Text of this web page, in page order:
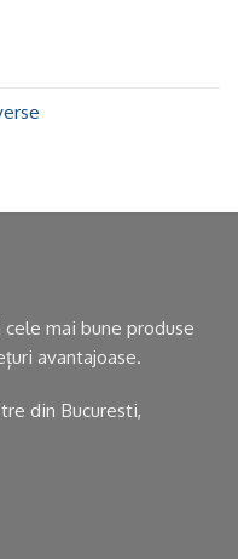
mai bune produse
avantajoase.
din Bucuresti,